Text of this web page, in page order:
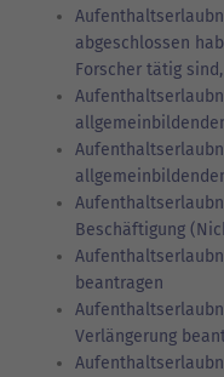
abgeschlossen
Forscher tätig
Beschäftigung
beantragen
Verlängerung